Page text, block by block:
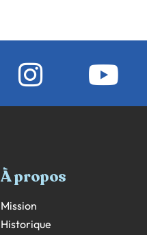
À propos
Mission
Historique